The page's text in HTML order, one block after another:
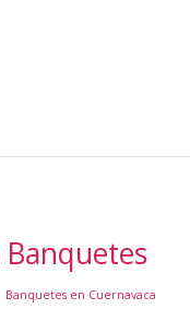
Banquetes
Banquetes en Cuernavaca